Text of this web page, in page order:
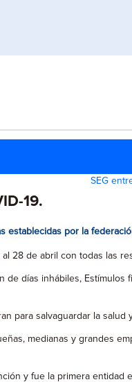
SEG
19.
establecidas por la
28 de abril con todas las
días inhábiles, Estímulos
para salvaguardar la salud
medianas y grandes
y fue la primera entidad